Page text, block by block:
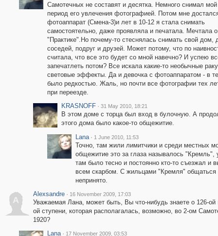
Самотечных не составят и десятка. Немного снимал мой
период его увлечения фотографией. Потом мне
фотоаппарат (Смена-3)и лет в 10-12 я стала снимать
самостоятельно, даже проявляла и печатала. Мечтала о
"Практике".Но почему-то стеснялась снимать свой дом,
соседей, подруг и друзей. Может потому, что по
считала, что все это будет со мной навечно? И успею
запечатлеть потом? Все искала какие-то необычные
световые эффекты. Да и девочка с фотоаппаратом - в
было редкостью. Жаль, но почти все фотографии тех
при переезде.
KRASNOFF · 31 May 2010, 18:21
В этом доме с торца был вход в булочную. А
этого дома было какое-то общежитие.
Lana · 1 June 2010, 11:53
Точно, там жили лимитчики и среди местных
общежитие это за глаза называлось "Кремль",
там было тесно и постоянно кто-то съезжал и
всем скарбом. С жильцами "Кремля" общаться
непринято.
A
Alexsandre · 16 November 2009, 17:03
Уважаемая Лана, может быть, Вы что-нибудь знаете о 126-ой
ой ступени, которая располагалась, возможно, во 2-ом
1920?
Lana · 17 November 2009, 03:53